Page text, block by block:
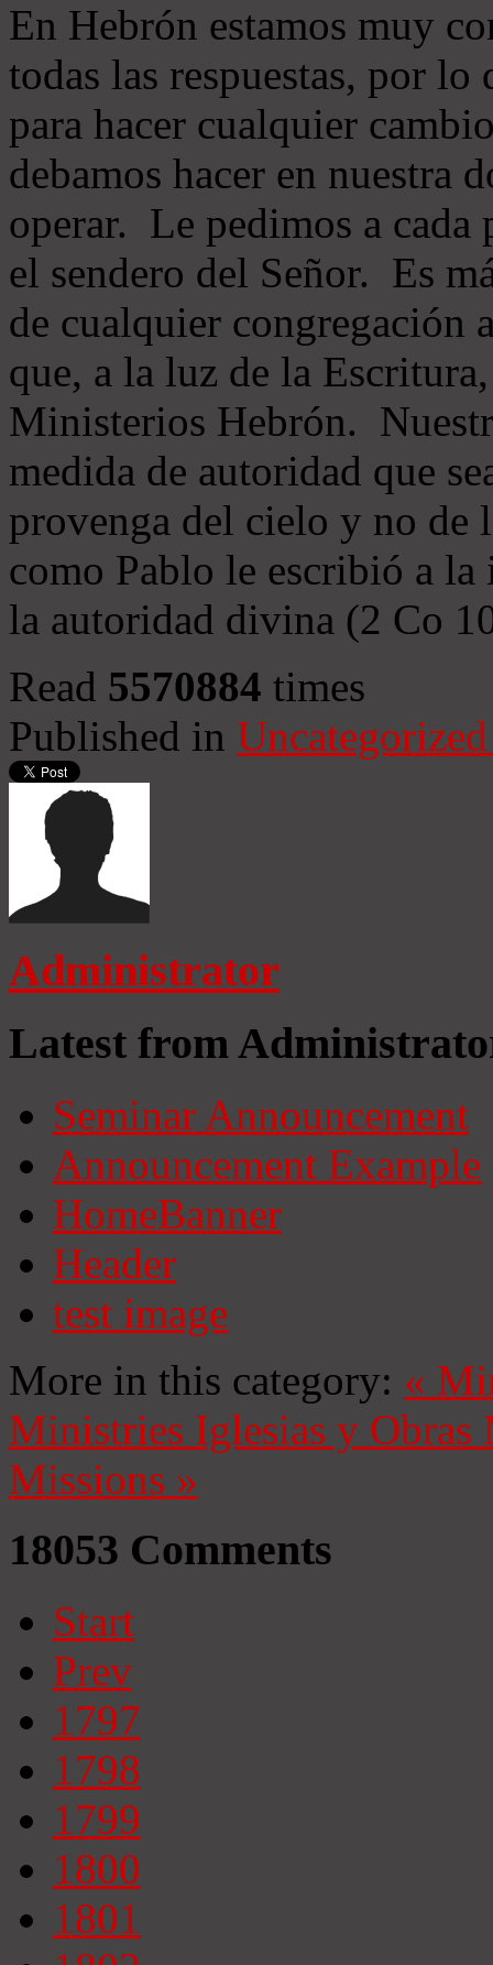
En Hebrón estamos muy
todas las respuestas, por
para hacer cualquier
debamos hacer en nuestra
operar. Le pedimos a cada
el sendero del Señor. Es
de cualquier congregación
que, a la luz de la
Ministerios Hebrón.
medida de autoridad que
provenga del cielo y no de
como Pablo le escribió a
la autoridad divina (2 Co
Read 5570884 times
Published in
Administrator
Latest from
Seminar Announcement
Announcement Example
HomeBanner
Header
test image
More in this category: «
Ministries Iglesias y Obras
Missions »
18053 Comments
Start
Prev
1797
1798
1799
1800
1801